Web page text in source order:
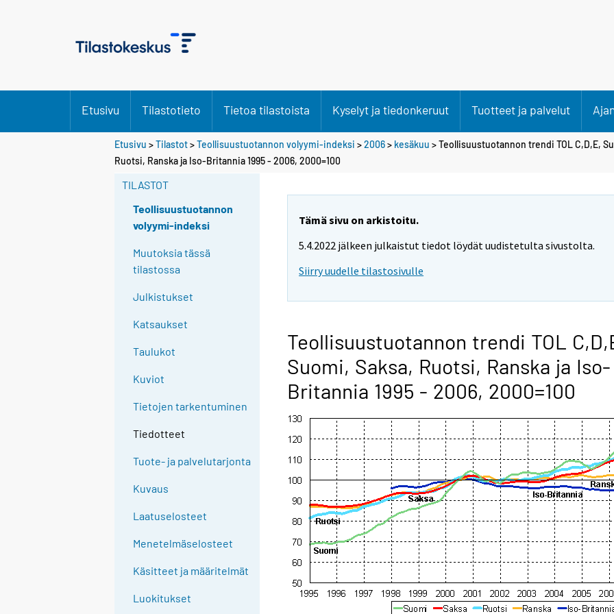
Etusivu Tilastotieto Tietoa tilastoista Kyselyt ja tiedonkeruut Tuotteet ja palvelut
Etusivu >Tilastot>Teollisuustuotannon volyymi-indeksi >2006> kesäkuu > Teollisuustuotannon trendi TOL C,D,E,
Ruotsi, Ranska ja Iso-Britannia 1995 - 2006, 2000=100
TILASTOT
Teollisuustuotannon
volyymi-indeksi
Muutoksia tässä
tilastossa
Julkistukset
Katsaukset
Taulukot
Kuviot
Tietojen tarkentuminen
Tiedotteet
Tuote- ja palvelutarjonta
Kuvaus
Laatuselosteet
Menetelmäselosteet
Käsitteet ja määritelmät
Luokitukset
Tämä sivu on arkistoitu.
5.4.2022 jälkeen julkaistut tiedot löydät uudistetulta sivustolta.
Siirry uudelle tilastosivulle
Teollisuustuotannon trendi TOL
Suomi, Saksa, Ruotsi, Ranska ja Iso-
Britannia 1995 - 2006, 2000=100